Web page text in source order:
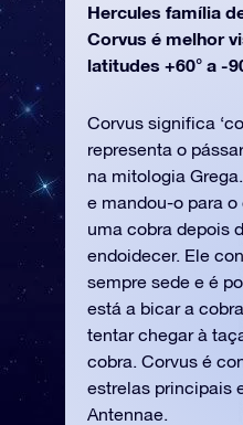
Hercules família
Corvus é melhor
latitudes +60° a -
Corvus significa
representa o
na mitologia
e mandou-o para
uma cobra depois
endoidecer. Ele
sempre sede e é
está a bicar a
tentar chegar à
cobra. Corvus é
estrelas principais
Antennae.